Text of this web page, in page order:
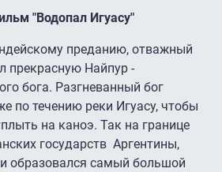
"Водопал Игуасу"
преданию, отважный
прекрасную Найпур -
бога. Разгневанный бог
по течению реки Игуасу, чтобы
на каноэ. Так на границе
государств Аргентины,
образовался самый большой